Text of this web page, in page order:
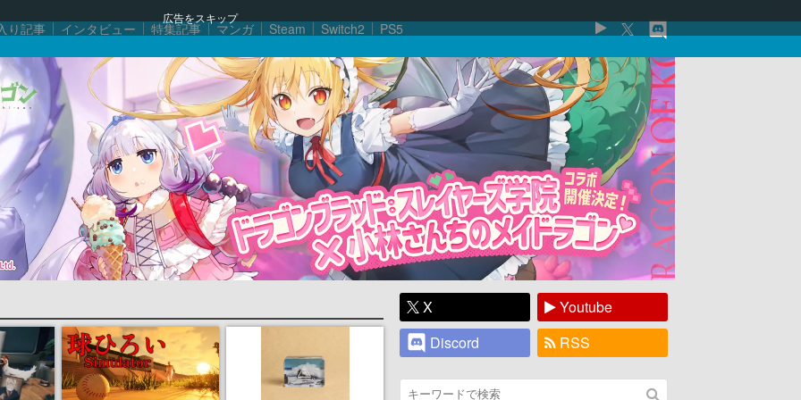
広告をスキップ
り記事 インタビュー 特集記事 マンガ Steam Switch2 PS5
X
Youtube
Discord
RSS